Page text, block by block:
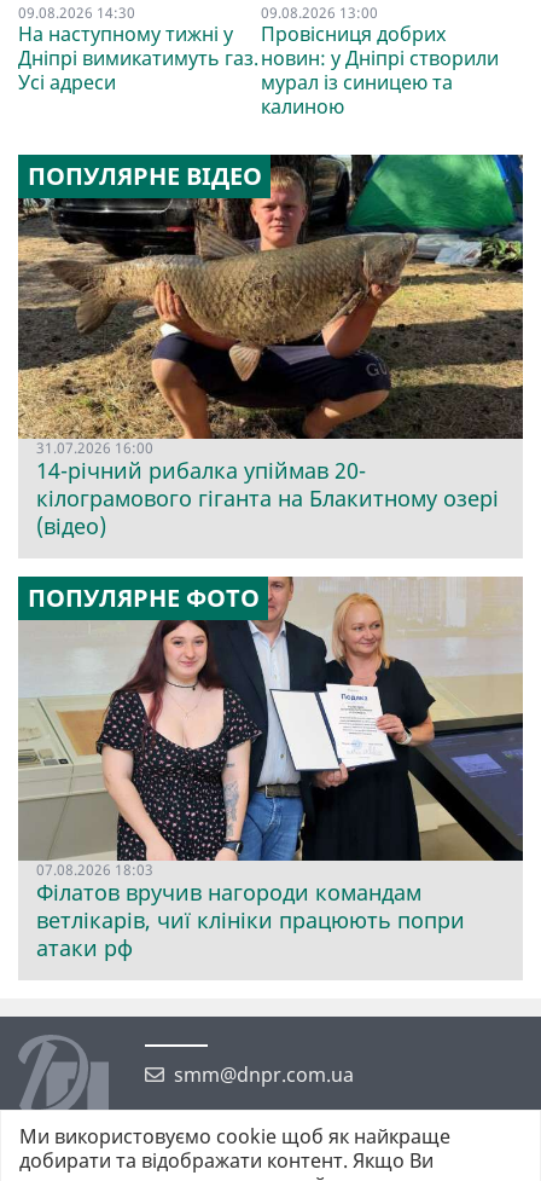
09.08.2026 14:30
На наступному тижні у
Дніпрі вимикатимуть газ.
Усі адреси
09.08.2026 13:00
Провісниця добрих
новин: у Дніпрі створили
мурал із синицею та
калиною
ПОПУЛЯРНЕ ВІДЕО
31.07.2026 16:00
14-річний рибалка упіймав 20-
кілограмового гіганта на Блакитному озері
(відео)
ПОПУЛЯРНЕ ФОТО
07.08.2026 18:03
Філатов вручив нагороди командам
ветлікарів, чиї клініки працюють попри
атаки рф
smm@dnpr.com.ua
Ми використовуємо cookie щоб як найкраще
добирати та відображати контент. Якщо Ви